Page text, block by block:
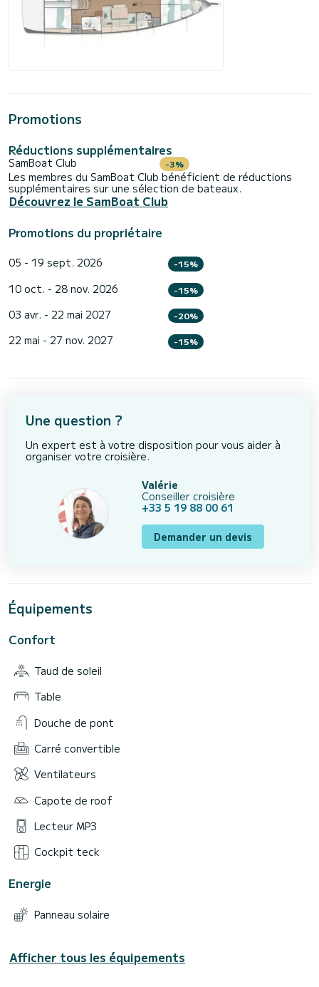
Promotions
Réductions supplémentaires
SamBoat Club -3%
Les membres du SamBoat Club bénéficient de réductions
supplémentaires sur une sélection de bateaux.
Découvrez le SamBoat Club
Promotions du propriétaire
05 - 19 sept. 2026 -15%
10 oct. - 28 nov. 2026 -15%
03 avr. - 22 mai 2027 -20%
22 mai - 27 nov. 2027 -15%
Une question ?
Un expert est à votre disposition pour vous aider à
organiser votre croisière.
Valérie
Conseiller croisière
+33 5 19 88 00 61
Demander un devis
Équipements
Confort
Taud de soleil
Table
Douche de pont
Carré convertible
Ventilateurs
Capote de roof
Lecteur MP3
Cockpit teck
Energie
Panneau solaire
Afficher tous les équipements